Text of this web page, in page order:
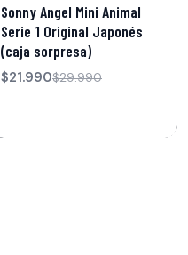
Sonny Angel Mini Animal
Serie 1 Original Japonés
(caja sorpresa)
$21.990$29.990